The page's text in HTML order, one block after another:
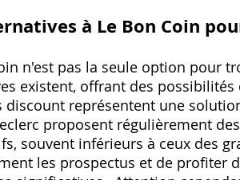
à Le Bon Coin
n'est pas la seule option pour
existent‚ offrant des
discount représentent une
proposent régulièrement
souvent inférieurs à ceux des
les prospectus et de profiter